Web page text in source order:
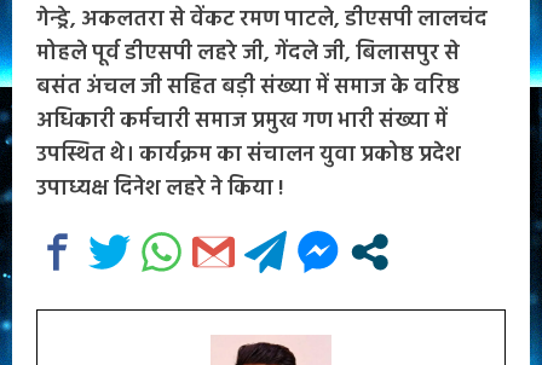
गेन्ड्रे, अकलतरा से वेंकट रमण पाटले, डीएसपी लालचंद
मोहले पूर्व डीएसपी लहरे जी, गेंदले जी, बिलासपुर से
बसंत अंचल जी सहित बड़ी संख्या में समाज के वरिष्ठ
अधिकारी कर्मचारी समाज प्रमुख गण भारी संख्या में
उपस्थित थे। कार्यक्रम का संचालन युवा प्रकोष्ठ प्रदेश
उपाध्यक्ष दिनेश लहरे ने किया !